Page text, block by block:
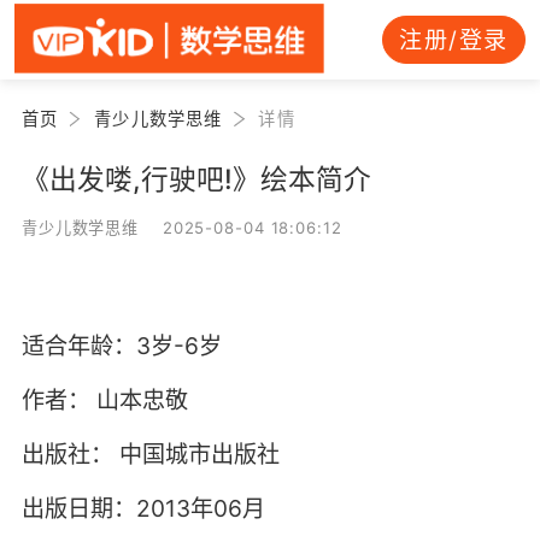
注册/登录
首页 青少儿数学思维 详情
《出发喽,行驶吧!》绘本简介
青少儿数学思维 2025-08-04 18:06:12
适合年龄：3岁-6岁
作者：
山本忠敬
出版社：
中国城市出版社
出版日期：2013年06月